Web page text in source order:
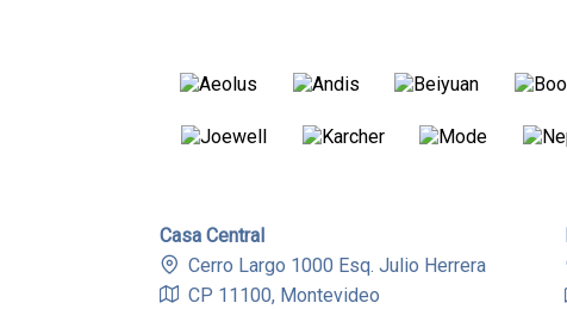
Casa Central
Cerro Largo 1000 Esq. Julio Herrera
CP 11100, Montevideo